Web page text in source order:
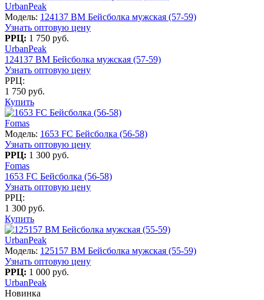
UrbanPeak
Модель: 124137 BM Бейсболка мужская (57-59)
Узнать оптовую цену
РРЦ: 1 750 руб.
UrbanPeak
124137 BM Бейсболка мужская (57-59)
Узнать оптовую цену
РРЦ:
1 750 руб.
Купить
Fomas
Модель: 1653 FC Бейсболка (56-58)
Узнать оптовую цену
РРЦ: 1 300 руб.
Fomas
1653 FC Бейсболка (56-58)
Узнать оптовую цену
РРЦ:
1 300 руб.
Купить
UrbanPeak
Модель: 125157 BM Бейсболка мужская (55-59)
Узнать оптовую цену
РРЦ: 1 000 руб.
UrbanPeak
Новинка